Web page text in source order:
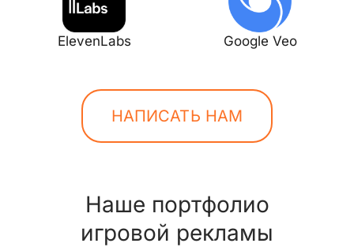
ElevenLabs Google Veo
НАПИСАТЬ НАМ
Наше портфолио
игровой рекламы